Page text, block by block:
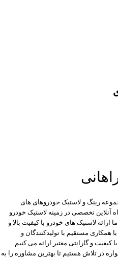
رینگ و لاستیک خودروهای های
تخصصی در زمینه لاستیک خودرو
شد. هدف ما ارائه لاستیک های خودرو با کیفیت بالا و
مستقیم با تولیدکنندگان و
کیفیت و گارانتی معتبر ارائه می کنیم.
در تلاش هستیم تا بهترین مشاوره را به